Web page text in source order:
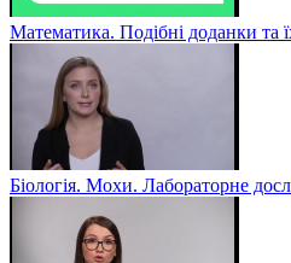
Математика. Подібні доданки та
Біологія. Мохи. Лабораторне